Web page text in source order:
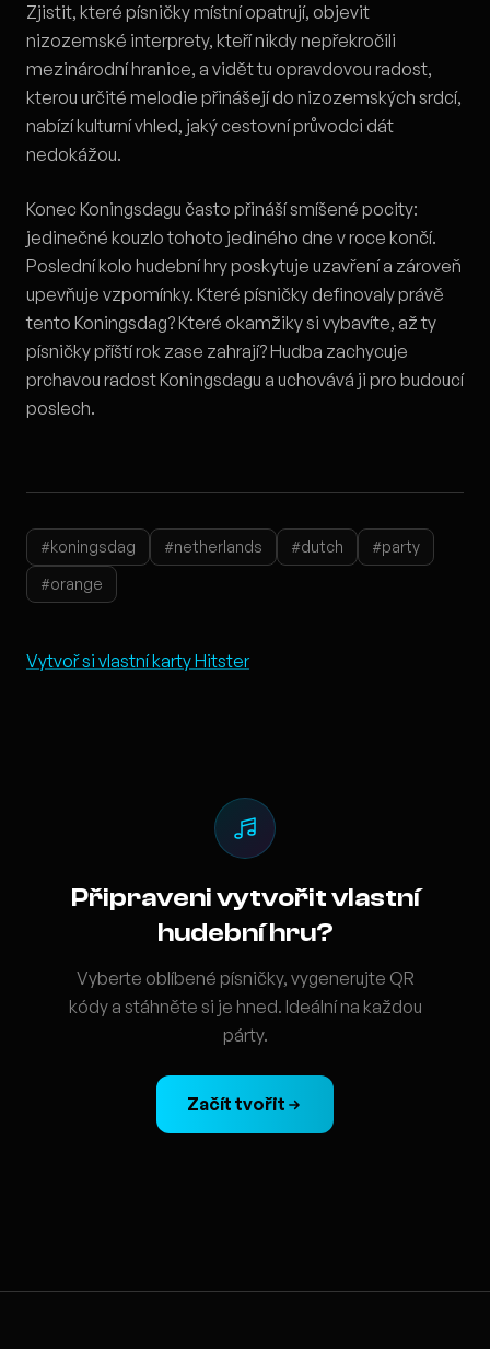
Zjistit, které písničky místní opatrují, objevit
nizozemské interprety, kteří nikdy nepřekročili
mezinárodní hranice, a vidět tu opravdovou radost,
kterou určité melodie přinášejí do nizozemských srdcí,
nabízí kulturní vhled, jaký cestovní průvodci dát
nedokážou.
Konec Koningsdagu často přináší smíšené pocity:
jedinečné kouzlo tohoto jediného dne v roce končí.
Poslední kolo hudební hry poskytuje uzavření a zároveň
upevňuje vzpomínky. Které písničky definovaly právě
tento Koningsdag? Které okamžiky si vybavíte, až ty
písničky příští rok zase zahrají? Hudba zachycuje
prchavou radost Koningsdagu a uchovává ji pro budoucí
poslech.
#koningsdag #netherlands #dutch
#party
#orange
Vytvoř si vlastní karty Hitster
Připraveni vytvořit vlastní
hudební hru?
Vyberte oblíbené písničky, vygenerujte QR
kódy a stáhněte si je hned. Ideální na každou
párty.
Začít tvořit